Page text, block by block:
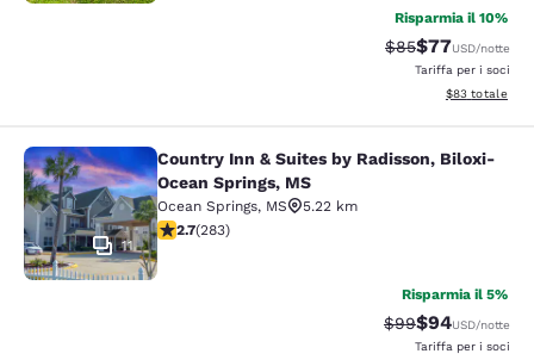
Risparmia il 10%
Tariffa di
$85Tariffa
$77USD/notte
Tariffa per i soci
Visualizza i
$83 totale
Country Inn & Suites by Radisson,
11
Country Inn & Suites by Radisson, Biloxi-
Ocean Springs, MS
Ocean Springs, MS
5.22 km
Valutazione di 2.71 stelle. Discreto. 283 recensioni
2.7(283)
Risparmia il 5%
Tariffa di
$99Tariffa
$94USD/notte
Tariffa per i soci